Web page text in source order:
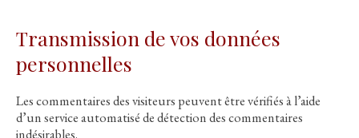
Transmission de vos données
personnelles
Les commentaires des visiteurs peuvent être vérifiés à l’aide
d’un service automatisé de détection des commentaires
indésirables.